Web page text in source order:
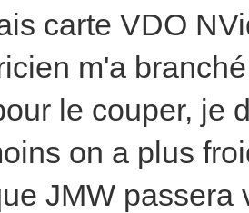
carte VDO
m'a
le couper, je
on a plus
JMW passera